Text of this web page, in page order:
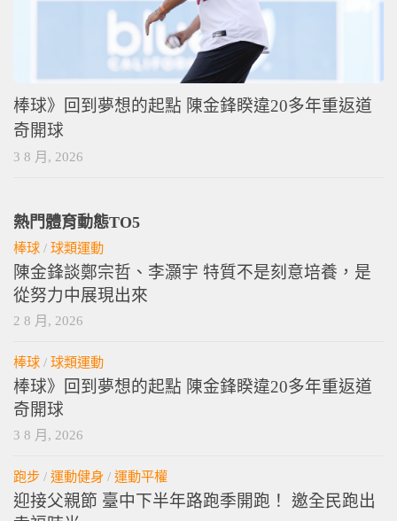
棒球》回到夢想的起點 陳金鋒睽違20多年重返道
奇開球
3 8 月, 2026
熱門體育動態TO5
棒球 / 球類運動
陳金鋒談鄭宗哲、李灝宇 特質不是刻意培養，是
從努力中展現出來
2 8 月, 2026
棒球 / 球類運動
棒球》回到夢想的起點 陳金鋒睽違20多年重返道
奇開球
3 8 月, 2026
跑步 / 運動健身 / 運動平權
迎接父親節 臺中下半年路跑季開跑！ 邀全民跑出